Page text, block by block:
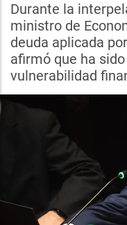
Durante la
ministro de
deuda aplicada
afirmó que ha
vulnerabilidad